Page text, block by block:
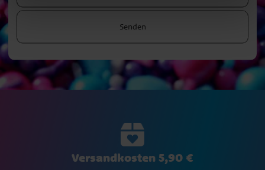
Senden
Versandkosten 5,90 €